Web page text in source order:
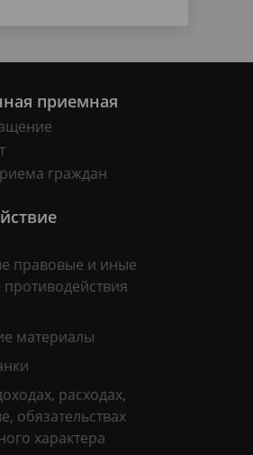
приемная
граждан
правовые и иные
материалы
расходах,
обязательствах
характера